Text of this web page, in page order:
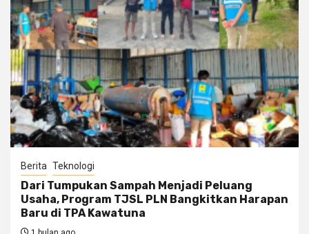
Berita Teknologi
Dari Tumpukan Sampah Menjadi Peluang
Usaha, Program TJSL PLN Bangkitkan Harapan
Baru di TPA Kawatuna